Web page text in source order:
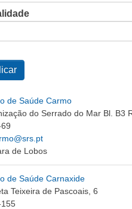
de Saúde Carmo
do Serrado do Mar Bl. B3
de Lobos
de Saúde Carnaxide
Teixeira de Pascoais, 6